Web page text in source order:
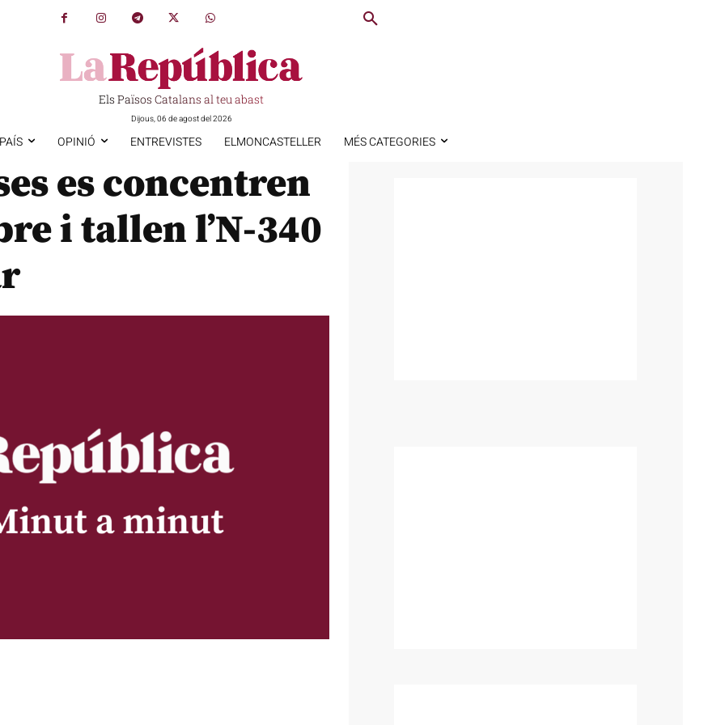
Els Països Catalans al teu abast
Dijous, 06 de agost del 2026
OPINIÓ ENTREVISTES ELMONCASTELLER MÉS CATEGORIES
es concentren
i tallen l’N-340